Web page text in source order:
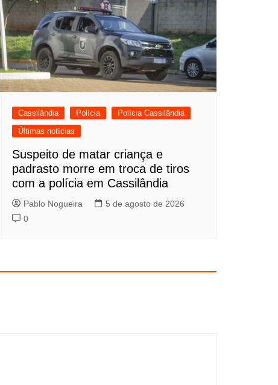
Cassilândia Polícia
Polícia Cassilândia
Últimas notícias
Suspeito de matar criança e
padrasto morre em troca de tiros
com a polícia em Cassilândia
Pablo Nogueira
5 de agosto de 2026
0